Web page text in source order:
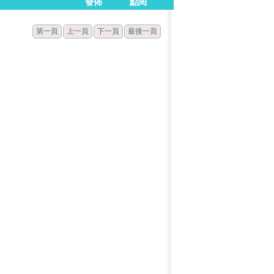
第一頁 上一頁 下一頁 最後一頁